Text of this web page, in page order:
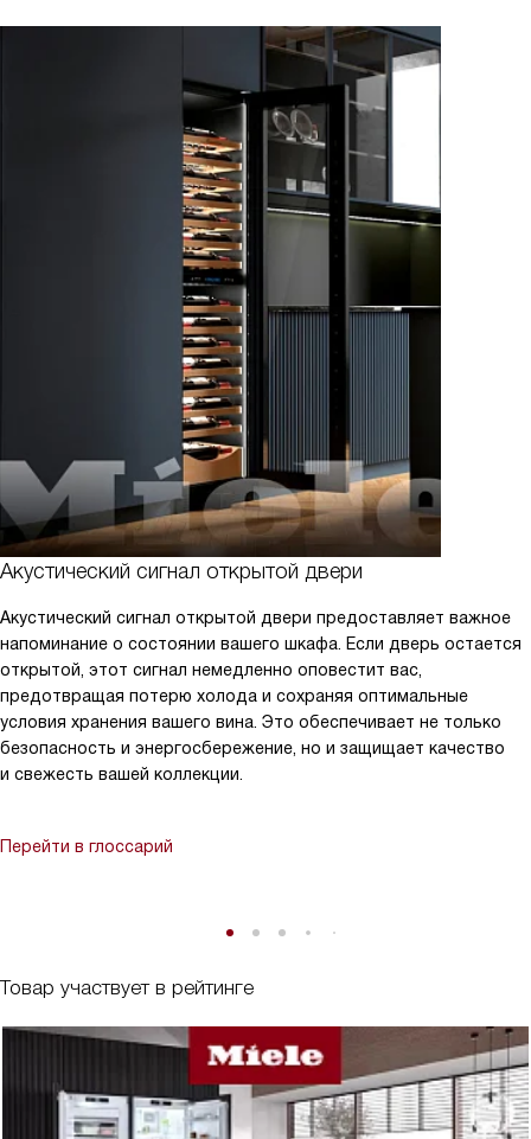
Товар участвует в рейтинге
Акустический сигнал открытой двери
Акустический сигнал открытой двери предоставляет важное
напоминание о состоянии вашего шкафа. Если дверь остается
открытой, этот сигнал немедленно оповестит вас,
предотвращая потерю холода и сохраняя оптимальные
условия хранения вашего вина. Это обеспечивает не только
безопасность и энергосбережение, но и защищает качество
и свежесть вашей коллекции.
Перейти в глоссарий